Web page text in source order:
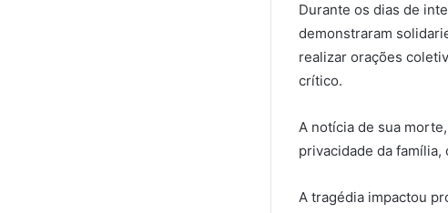
Durante os dias de
demonstraram
realizar orações
crítico.
A notícia de sua
privacidade da
A tragédia impactou